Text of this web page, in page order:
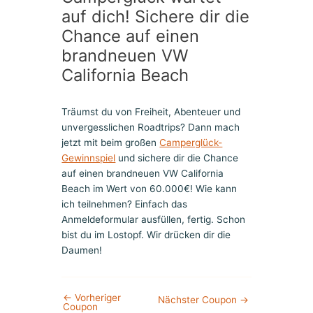
auf dich! Sichere dir die
Chance auf einen
brandneuen VW
California Beach
Träumst du von Freiheit, Abenteuer und
unvergesslichen Roadtrips? Dann mach
jetzt mit beim großenCamperglück-
Gewinnspiel und sichere dir die Chance
auf einen brandneuen VW California
Beach im Wert von 60.000€! Wie kann
ich teilnehmen? Einfach das
Anmeldeformular ausfüllen, fertig. Schon
bist du im Lostopf. Wir drücken dir die
Daumen!
← Vorheriger
Coupon
Nächster Coupon →